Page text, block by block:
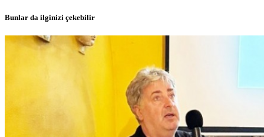
Bunlar da ilginizi çekebilir